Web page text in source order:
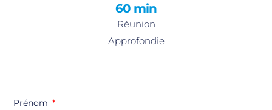
60 min
Réunion
Approfondie
Prénom